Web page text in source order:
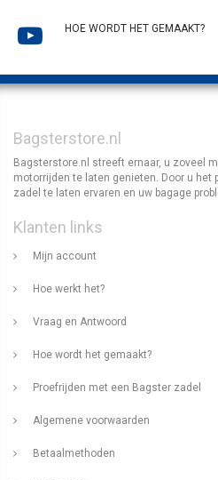
HOE WORDT HET GEMAAKT?
Bagsterstore.nl
Bagsterstore.nl streeft ernaar, u zoveel
motorrijden te laten genieten. Door u het
zadel te laten ervaren en uw bagage
Klanten links
Mijn account
Hoe werkt het?
Vraag en Antwoord
Hoe wordt het gemaakt?
Proefrijden met een Bagster zadel
Algemene voorwaarden
Betaalmethoden